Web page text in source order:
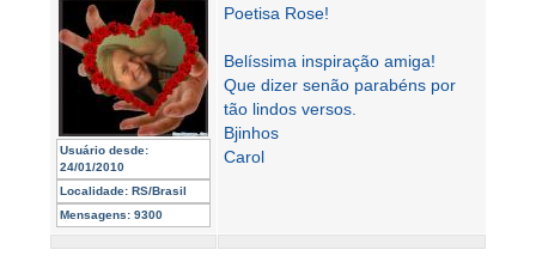
Usuário desde:
24/01/2010
Localidade: RS/Brasil
Mensagens: 9300
Poetisa Rose!
Belíssima inspiração amiga!
Que dizer senão parabéns por
tão lindos versos.
Bjinhos
Carol